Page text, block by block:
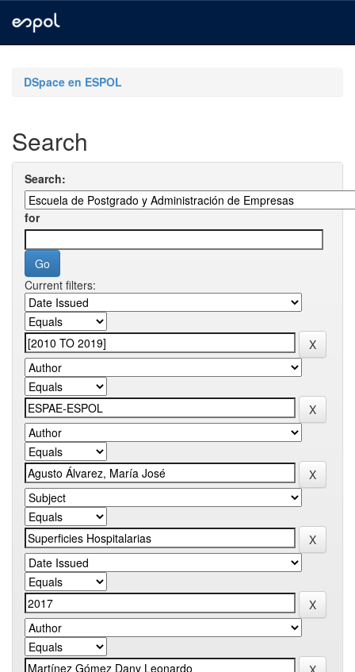
navigationDSpace en ESPOL
Search
Search:
for
Current filters: